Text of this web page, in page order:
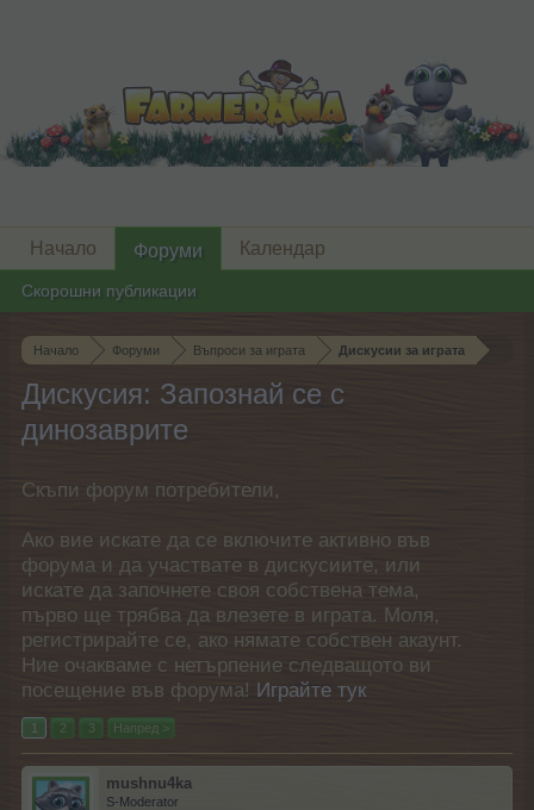
Начало Форуми Въпроси за играта Дискусии за играта
Дискусия: Запознай се с
динозаврите
Скъпи форум потребители,
Ако вие искате да се включите активно във
форума и да участвате в дискусиите, или
искате да започнете своя собствена тема,
първо ще трябва да влезете в играта. Моля,
регистрирайте се, ако нямате собствен акаунт.
Ние очакваме с нетърпение следващото ви
посещение във форума! Играйте тук
1 2 3 Напред >
mushnu4ka
S-Moderator
Начало Форуми
Скорошни публикации
Календар